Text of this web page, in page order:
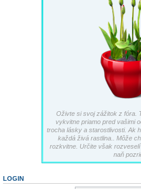
Oživte si svoj zážitok z fóra.
vykvitne priamo pred vašimi
trocha lásky a starostlivosti. Ak
každá živá rastlina.. Môže
rozkvitne. Určite však
naň
LOGIN